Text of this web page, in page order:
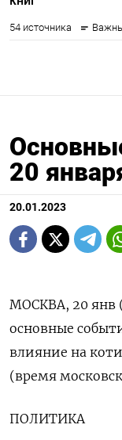
20
20.01.2023
МОСКВА, 20 янв
основные
влияние на
(время
ПОЛИТИКА